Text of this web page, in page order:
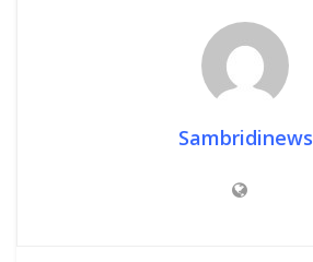
Sambridinews